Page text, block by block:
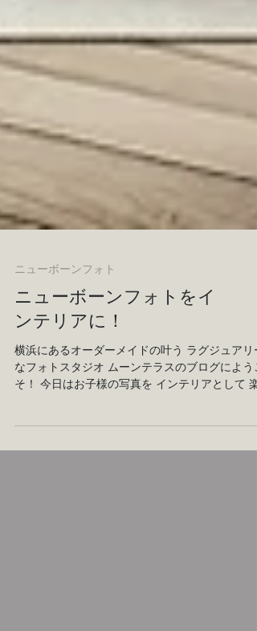
ニューボーンフォト
ニューボーンフォトをイ
ンテリアに！
横浜にあるオーダーメイドの叶う ラグジュアリ
む方法をご紹介致します！